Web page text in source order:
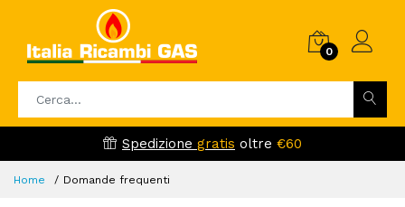
0
Spedizione gratis oltre €60
Home Domande frequenti